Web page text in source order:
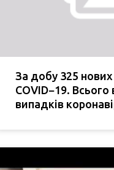
За добу 325
COVID−19. Всього
випадків